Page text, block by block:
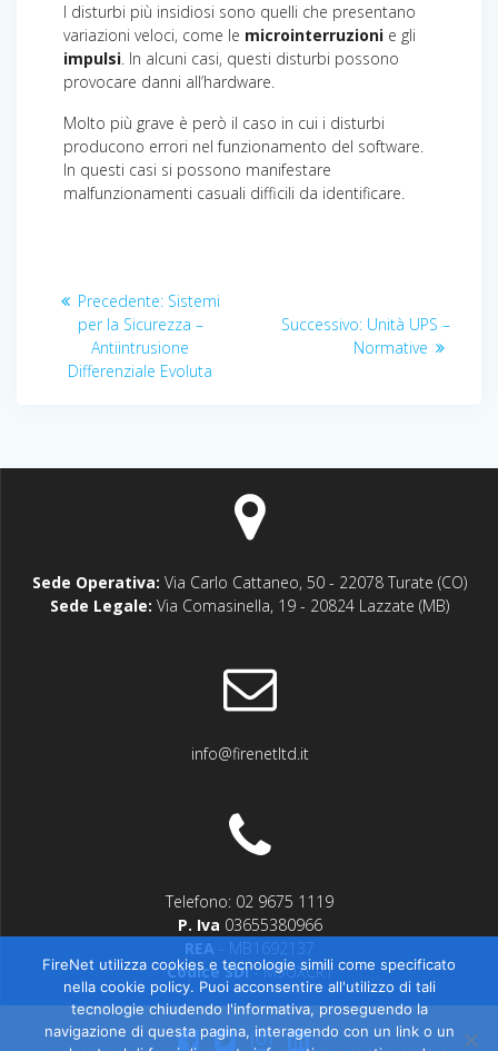
I disturbi più insidiosi sono quelli che presentano
variazioni veloci, come le microinterruzioni e gli
impulsi. In alcuni casi, questi disturbi possono
provocare danni all’hardware.
Molto più grave è però il caso in cui i disturbi
producono errori nel funzionamento del software.
In questi casi si possono manifestare
malfunzionamenti casuali difficili da identificare.
Navigazione
articoli
Precedente: Articolo
precedente:
Sistemi
per la Sicurezza –
Antiintrusione
Differenziale Evoluta
Successivo: Articolo
successivo:
Unità UPS –
Normative
Sede Operativa: Via Carlo Cattaneo, 50 - 22078 Turate (CO)
Sede Legale: Via Comasinella, 19 - 20824 Lazzate (MB)
info@firenetltd.it
Telefono: 02 9675 1119
P. Iva 03655380966
REA - MB1692137
Codice SDI- M5UXCR1
FireNet utilizza cookies e tecnologie simili come specificato
nella cookie policy. Puoi acconsentire all'utilizzo di tali
tecnologie chiudendo l'informativa, proseguendo la
navigazione di questa pagina, interagendo con un link o un